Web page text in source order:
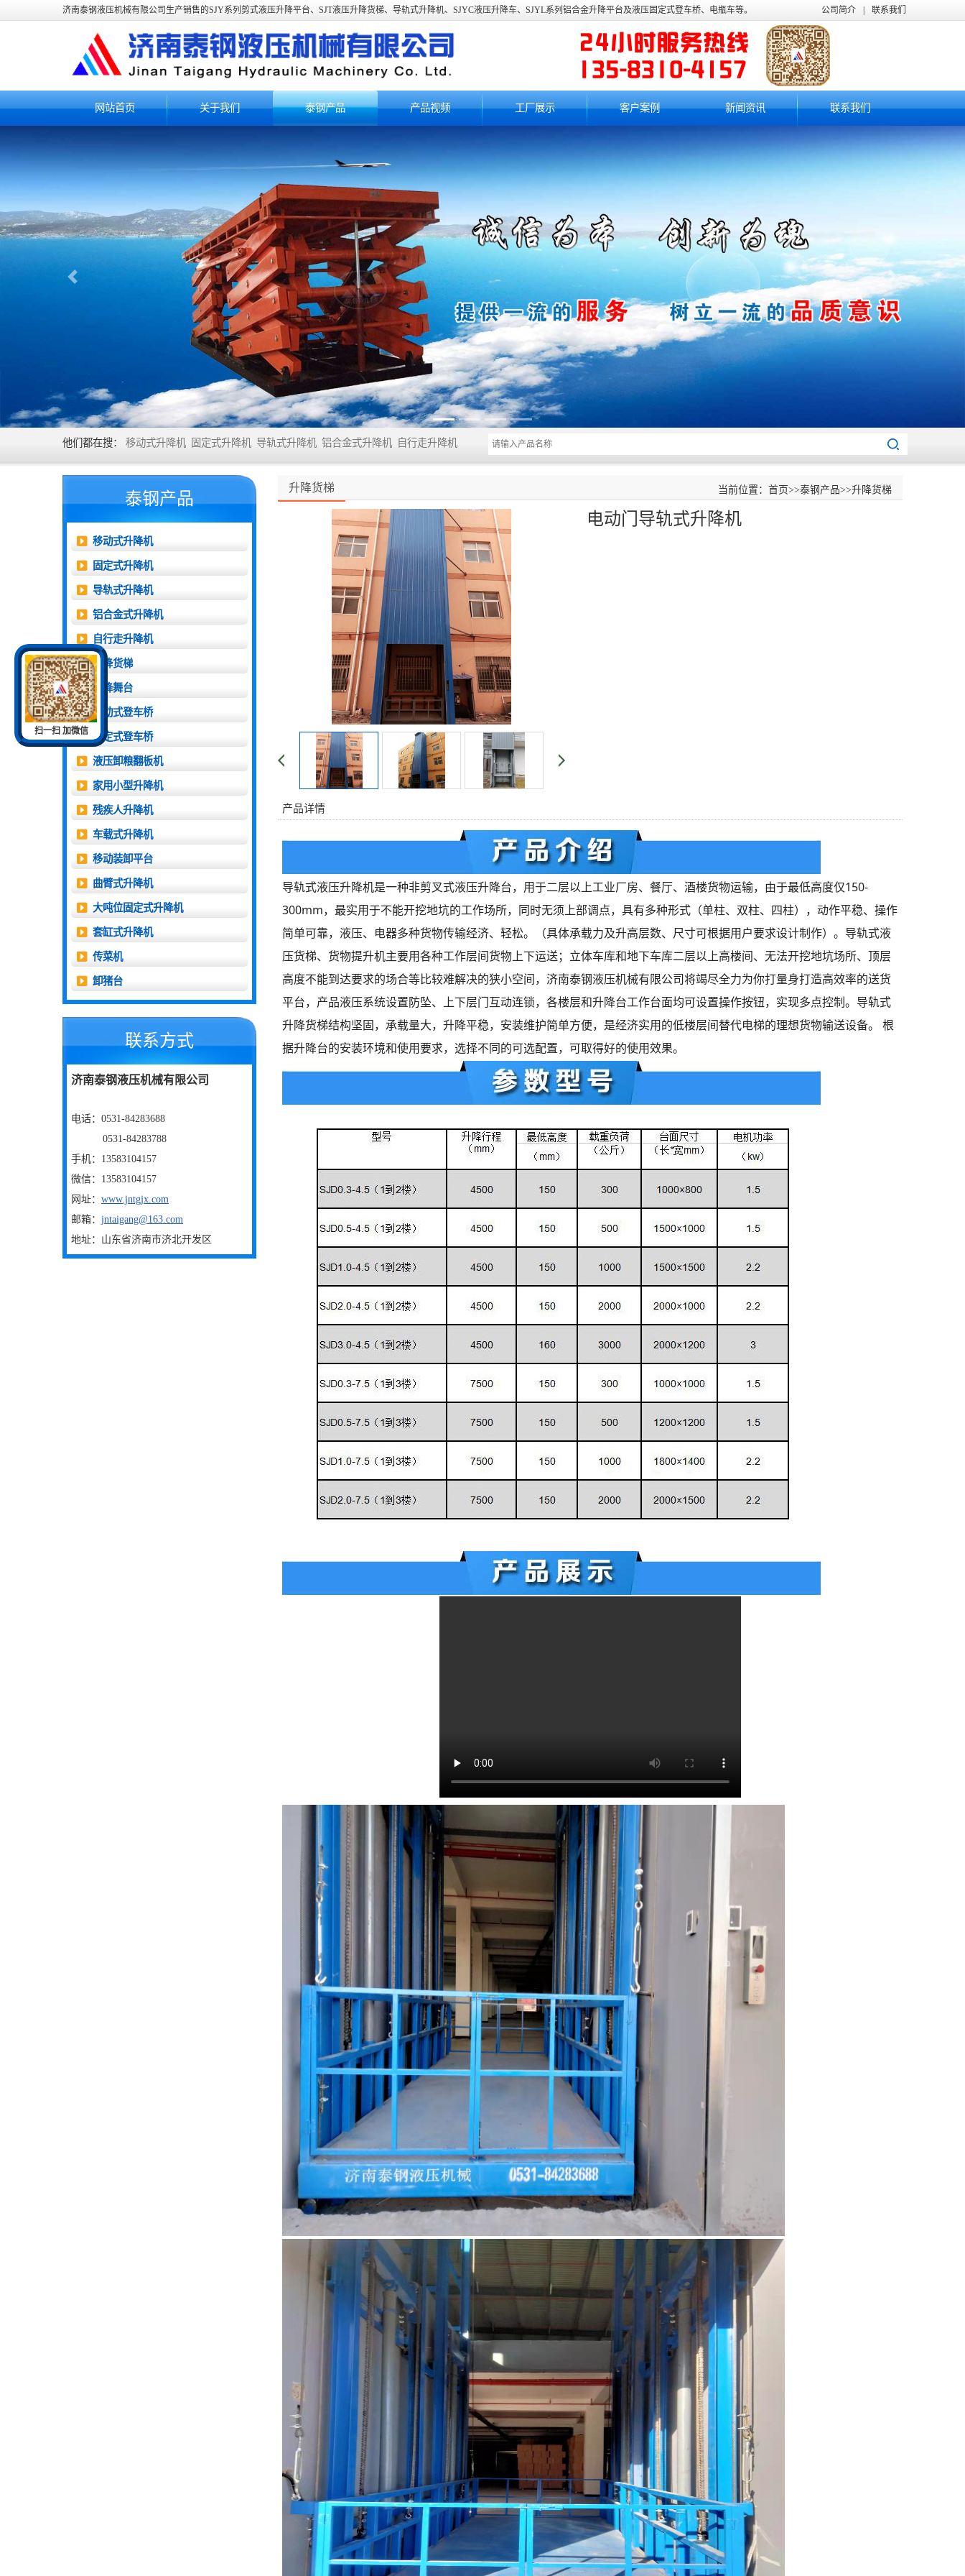
济南泰钢液压机械有限公司生产销售的SJY系列剪式液压升降平台、SJT液压升降货梯、导轨式升降机、SJYC液压升降车、SJYL系列铝合金升降平台及液压固定式登车桥、电瓶车等。 公司简介 联系我们
网站首页 关于我们 泰钢产品 产品视频 工厂展示 客户案例 新闻资讯 联系我们
他们都在搜： 移动式升降机 固定式升降机 导轨式升降机 铝合金式升降机 自行走升降机
泰钢产品
移动式升降机
固定式升降机
导轨式升降机
铝合金式升降机
自行走升降机
升降货梯
升降舞台
移动式登车桥
固定式登车桥
液压卸粮翻板机
家用小型升降机
残疾人升降机
车载式升降机
移动装卸平台
曲臂式升降机
大吨位固定式升降机
套缸式升降机
传菜机
卸猪台
联系方式
济南泰钢液压机械有限公司
电话：0531-84283688
0531-84283788
手机：13583104157
微信： 13583104157
网址： www.jntgjx.com
邮箱： jntaigang@163.com
地址：山东省济南市济北开发区
升降货梯 当前位置： 首页>>泰钢产品>>升降货梯
电动门导轨式升降机
产品详情
导轨式液压升降机是一种非剪叉式液压升降台，用于二层以上工业厂房、餐厅、酒楼货物运输，由于最低高度仅150-
300mm，最实用于不能开挖地坑的工作场所，同时无须上部调点，具有多种形式（单柱、双柱、四柱），动作平稳、操作
简单可靠，液压、电器多种货物传输经济、轻松。（具体承载力及升高层数、尺寸可根据用户要求设计制作）。导轨式液
压货梯、货物提升机主要用各种工作层间货物上下运送；立体车库和地下车库二层以上高楼间、无法开挖地坑场所、顶层
高度不能到达要求的场合等比较难解决的狭小空间，济南泰钢液压机械有限公司将竭尽全力为你打量身打造高效率的送货
平台，产品液压系统设置防坠、上下层门互动连锁，各楼层和升降台工作台面均可设置操作按钮，实现多点控制。导轨式
升降货梯结构坚固，承载量大，升降平稳，安装维护简单方便，是经济实用的低楼层间替代电梯的理想货物输送设备。 根
据升降台的安装环境和使用要求，选择不同的可选配置，可取得好的使用效果。
扫一扫 加微信